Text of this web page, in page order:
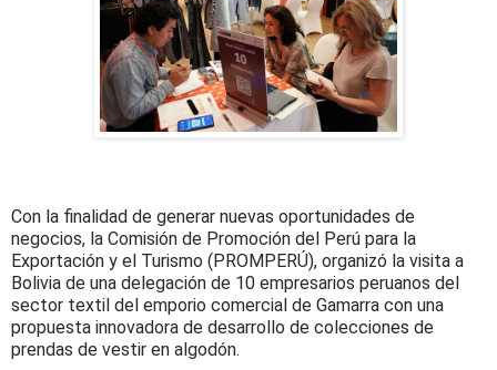
Con la finalidad de generar nuevas oportunidades de
negocios, la Comisión de Promoción del Perú para la
Exportación y el Turismo (PROMPERÚ), organizó la visita a
Bolivia de una delegación de 10 empresarios peruanos del
sector textil del emporio comercial de Gamarra con una
propuesta innovadora de desarrollo de colecciones de
prendas de vestir en algodón.